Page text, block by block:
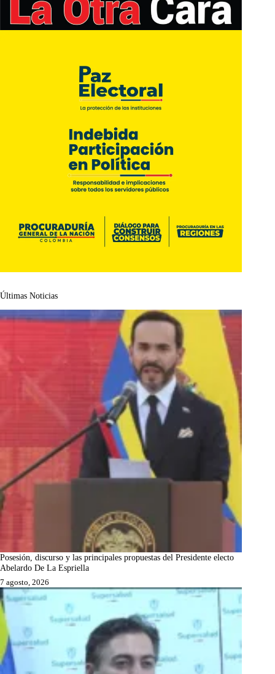
Últimas Noticias
Posesión, discurso y las principales propuestas del Presidente electo
Abelardo De La Espriella
7 agosto, 2026